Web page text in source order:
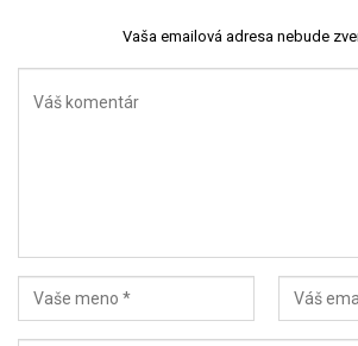
Vaša emailová adresa nebude